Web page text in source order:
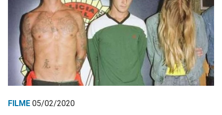
FILME 05/02/2020